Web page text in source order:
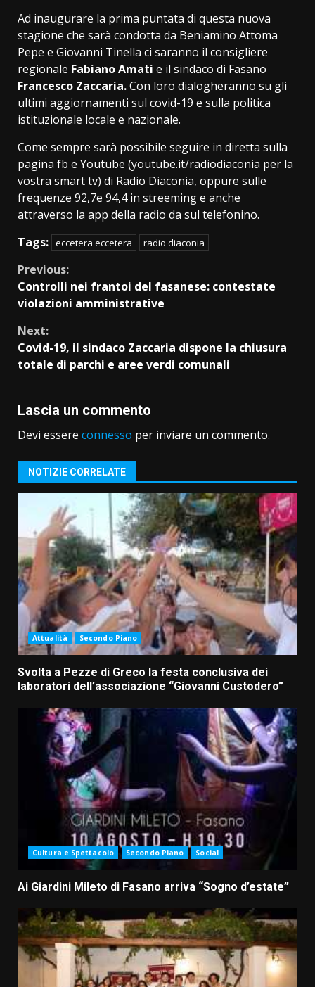
Ad inaugurare la prima puntata di questa nuova
stagione che sarà condotta da Beniamino Attoma
Pepe e Giovanni Tinella ci saranno il consigliere
regionale Fabiano Amati e il sindaco di Fasano
Francesco Zaccaria.Con loro dialogheranno su gli
ultimi aggiornamenti sul covid-19 e sulla politica
istituzionale locale e nazionale.
Come sempre sarà possibile seguire in diretta sulla
pagina fb e Youtube (youtube.it/radiodiaconia per la
vostra smart tv) di Radio Diaconia, oppure sulle
frequenze 92,7e 94,4 in streeming e anche
attraverso la app della radio da sul telefonino.
Tags: eccetera eccetera radio diaconia
Continue
Reading
Previous:
Controlli nei frantoi del fasanese: contestate
violazioni amministrative
Next:
Covid-19, il sindaco Zaccaria dispone la chiusura
totale di parchi e aree verdi comunali
Lascia un commento
Devi essere connesso per inviare un commento.
NOTIZIE CORRELATE
Attualità Secondo Piano
Svolta a Pezze di Greco la festa conclusiva dei
laboratori dell’associazione “Giovanni Custodero”
Cultura e Spettacolo Secondo Piano Social
Ai Giardini Mileto di Fasano arriva “Sogno d’estate”